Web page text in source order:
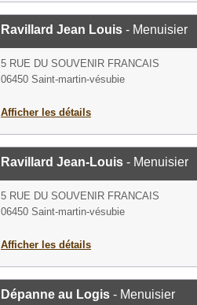
Ravillard Jean Louis - Menuisier
5 RUE DU SOUVENIR FRANCAIS
06450 Saint-martin-vésubie
Afficher les détails
Ravillard Jean-Louis - Menuisier
5 RUE DU SOUVENIR FRANCAIS
06450 Saint-martin-vésubie
Afficher les détails
Dépanne au Logis - Menuisier